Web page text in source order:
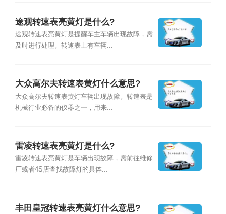
途观转速表亮黄灯是什么?
途观转速表亮黄灯是提醒车主车辆出现故障，需
及时进行处理。转速表上有车辆...
大众高尔夫转速表黄灯什么意思?
大众高尔夫转速表黄灯车辆出现故障。转速表是
机械行业必备的仪器之一，用来...
雷凌转速表亮黄灯是什么?
雷凌转速表亮黄灯是车辆出现故障，需前往维修
厂或者4S店查找故障灯的具体...
丰田皇冠转速表亮黄灯什么意思?